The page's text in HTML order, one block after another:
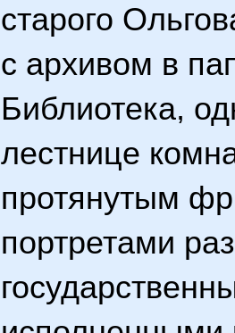
старого
с архивом в
Библиотека,
лестнице
протянутым
портретами